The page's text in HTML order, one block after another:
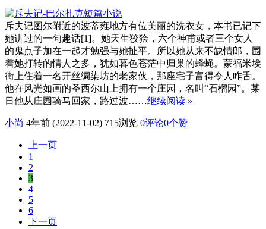
斥夫记图尔附近的波蒂雍地方有位美丽的洗衣女，本书已记下
她讲过的一句趣话[1]。她天生狡狯，六个神甫或者三个女人
的鬼点子加在一起才勉强与她扯平。所以她从来不缺情郎，围
着她打转的情人之多，犹如暮色苍茫中归巢的蜂蝇。蒙福米埃
街上住着一名开丝绸染坊的老家伙，那座宅子富得令人咋舌。
他在风光如画的圣西尔山上拥有一个庄园，名叫“石榴园”。某
日他从庄园骑马回家，路过波……继续阅读 »
小尚 4年前 (2022-11-02) 715浏览 0评论0个赞
上一页
1
2
3
4
5
6
下一页